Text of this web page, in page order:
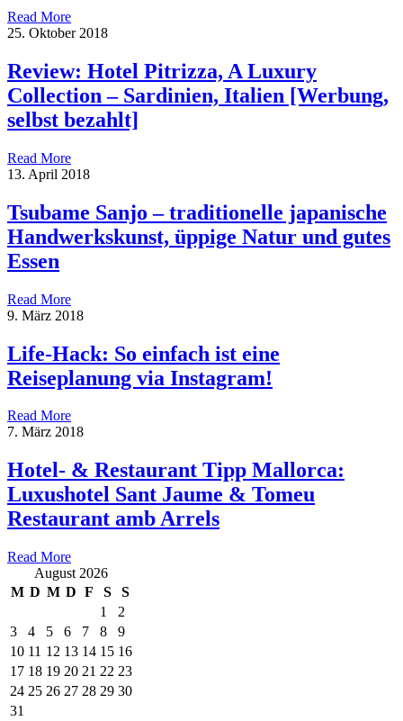
Read More
25. Oktober 2018
Review: Hotel Pitrizza, A Luxury
Collection – Sardinien, Italien [Werbung,
selbst bezahlt]
Read More
13. April 2018
Tsubame Sanjo – traditionelle japanische
Handwerkskunst, üppige Natur und gutes
Essen
Read More
9. März 2018
Life-Hack: So einfach ist eine
Reiseplanung via Instagram!
Read More
7. März 2018
Hotel- & Restaurant Tipp Mallorca:
Luxushotel Sant Jaume & Tomeu
Restaurant amb Arrels
Read More
August 2026
M D M D F S
S
1
2
3
4 5 6 7 8
9
10 11 12 13 14 15 16
17 18 19 20 21 22 23
24 25 26 27 28 29 30
31